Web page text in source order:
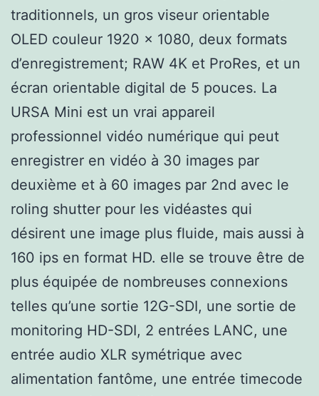
traditionnels, un gros viseur orientable
OLED couleur 1920 x 1080, deux formats
d’enregistrement; RAW 4K et ProRes, et un
écran orientable digital de 5 pouces. La
URSA Mini est un vrai appareil
professionnel vidéo numérique qui peut
enregistrer en vidéo à 30 images par
deuxième et à 60 images par 2nd avec le
roling shutter pour les vidéastes qui
désirent une image plus fluide, mais aussi à
160 ips en format HD. elle se trouve être de
plus équipée de nombreuses connexions
telles qu’une sortie 12G-SDI, une sortie de
monitoring HD-SDI, 2 entrées LANC, une
entrée audio XLR symétrique avec
alimentation fantôme, une entrée timecode